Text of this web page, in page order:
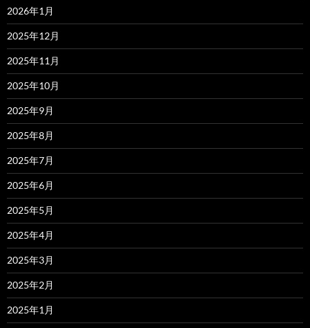
2026年1月
2025年12月
2025年11月
2025年10月
2025年9月
2025年8月
2025年7月
2025年6月
2025年5月
2025年4月
2025年3月
2025年2月
2025年1月